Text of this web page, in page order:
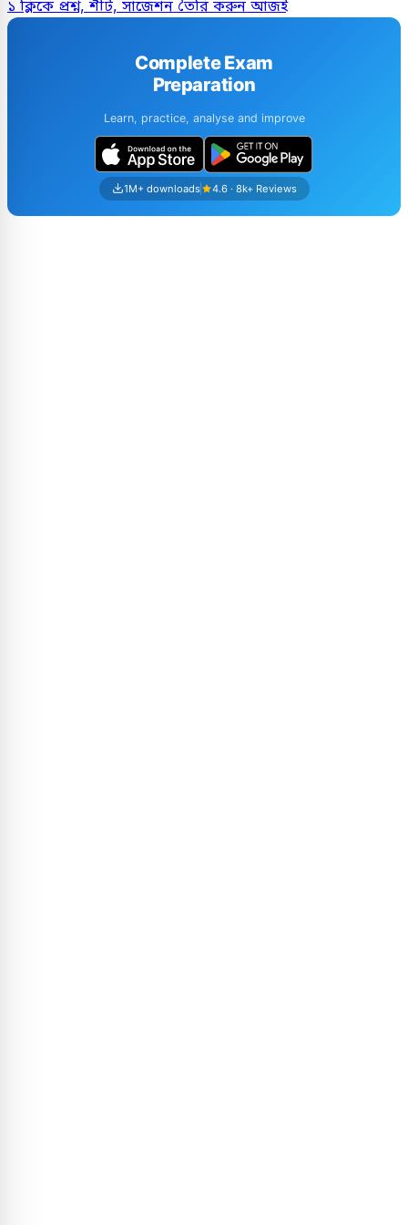
১ ক্লিকে প্রশ্ন, শীট, সাজেশন তৈরি করুন আজই
Complete Exam
Preparation
Learn, practice, analyse and improve
1M+ downloads 4.6 · 8k+ Reviews